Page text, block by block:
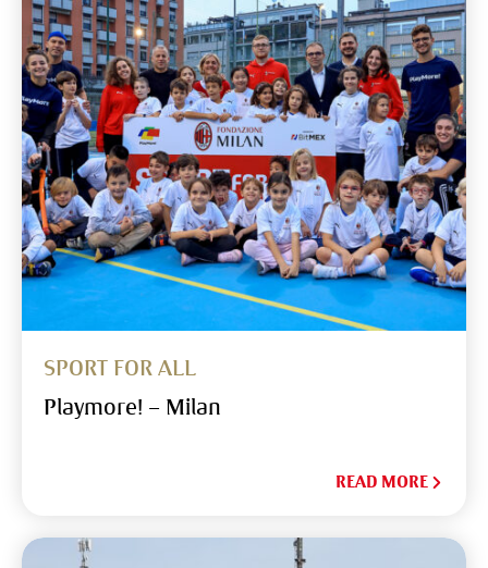
SPORT FOR ALL
Playmore! – Milan
READ MORE